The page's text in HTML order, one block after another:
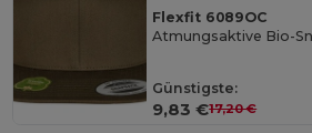
Flexfit 6089OC
Günstigste:
9,83 €17,20 €